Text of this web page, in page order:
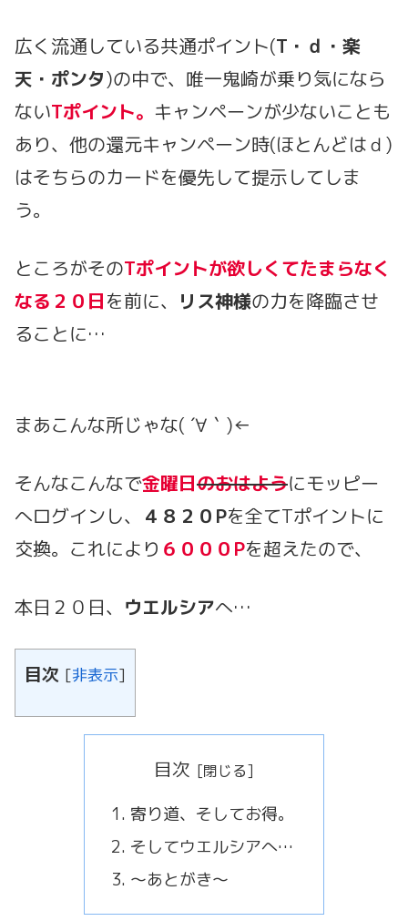
広く流通している共通ポイント(T・ｄ・楽
天・ポンタ)の中で、唯一鬼崎が乗り気になら
ないTポイント。 キャンペーンが少ないことも
あり、他の還元キャンペーン時(ほとんどはｄ)
はそちらのカードを優先して提示してしま
う。
ところがそのTポイントが欲しくてたまらなく
なる２０日を前に、 リス神様の力を降臨させ
ることに…
まあこんな所じゃな( ´∀｀)←
そんなこんなで金曜日のおはようにモッピー
へログインし、
４８２０Pを全てTポイントに
交換。これにより ６０００Pを超えたので、
本日２０日、 ウエルシアへ…
目次 [非表示]
目次
寄り道、そしてお得。
そしてウエルシアへ…
～あとがき～